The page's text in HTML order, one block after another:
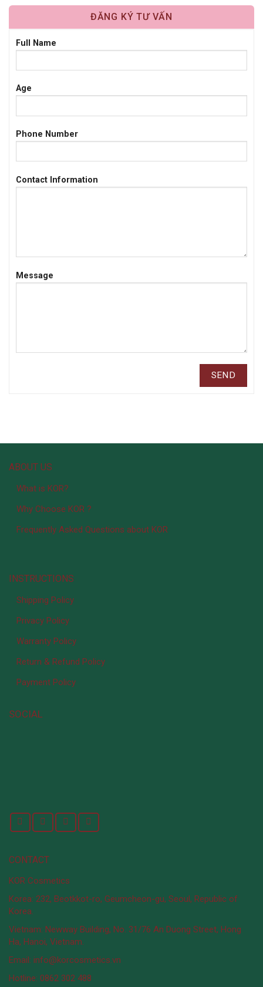
ĐĂNG KÝ TƯ VẤN
Full Name
Age
Phone Number
Contact Information
Message
ABOUT US
What is KOR?
Why Choose KOR ?
Frequently Asked Questions about KOR
INSTRUCTIONS
Shipping Policy
Privacy Policy
Warranty Policy
Return & Refund Policy
Payment Policy
SOCIAL
CONTACT
KOR Cosmetics
Korea: 232, Beotkkot-ro, Geumcheon-gu, Seoul, Republic of
Korea.
Vietnam: Newway Building, No. 31/76 An Duong Street, Hong
Ha, Hanoi, Vietnam.
Email: info@korcosmetics.vn
Hotline: 0862 302 488